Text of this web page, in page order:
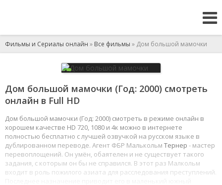
Фильмы и Сериалы онлайн » Все фильмы » Дом большой мамочки
Дом большой мамочки (Год: 2000) смотреть
онлайн в Full HD
Дом большой мамочки (Год: 2000) смотреть в режиме онлайн в
хорошем качестве HD 720, 1080 и 4к можно в интернете
полностью бесплатно с лучшей озвучкой на русском языке в
дублированном переводе. Агент ФБР Малькольм Тернер - мастер
перевоплощений. Он умён, обаятелен и не существует такого
задания, с которым он бы не справился. В этот раз Малкольм
входит в роль пожилого азиата для расследования преступлений.